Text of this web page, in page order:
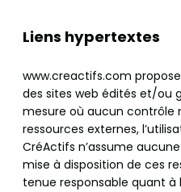
Liens hypertextes
www.creactifs.com
des sites web édités et/ou
mesure où aucun contrôle
ressources externes,
CréActifs n’assume
mise à disposition de ces
tenue responsable quant à